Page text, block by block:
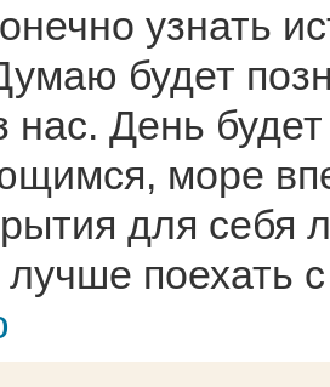
узнать
будет
нас. День будет
море
для себя
лучше поехать